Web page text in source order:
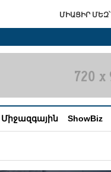
ՄԻԱՑԻՐ ՄԵԶ՝
Միջազգային ShowBiz